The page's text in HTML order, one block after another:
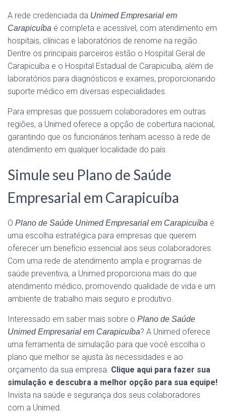
A rede credenciada da Unimed Empresarial em
Carapicuíba é completa e acessível, com atendimento em
hospitais, clínicas e laboratórios de renome na região.
Dentre os principais parceiros estão o Hospital Geral de
Carapicuíba e o Hospital Estadual de Carapicuíba, além de
laboratórios para diagnósticos e exames, proporcionando
suporte médico em diversas especialidades.
Para empresas que possuem colaboradores em outras
regiões, a Unimed oferece a opção de cobertura nacional,
garantindo que os funcionários tenham acesso à rede de
atendimento em qualquer localidade do país.
Simule seu Plano de Saúde
Empresarial em Carapicuíba
O Plano de Saúde Unimed Empresarial em Carapicuíba é
uma escolha estratégica para empresas que querem
oferecer um benefício essencial aos seus colaboradores.
Com uma rede de atendimento ampla e programas de
saúde preventiva, a Unimed proporciona mais do que
atendimento médico, promovendo qualidade de vida e um
ambiente de trabalho mais seguro e produtivo.
Interessado em saber mais sobre o Plano de Saúde
Unimed Empresarial em Carapicuíba? A Unimed oferece
uma ferramenta de simulação para que você escolha o
plano que melhor se ajusta às necessidades e ao
orçamento da sua empresa. Clique aqui para fazer sua
simulação e descubra a melhor opção para sua equipe!
Invista na saúde e segurança dos seus colaboradores
com a Unimed.